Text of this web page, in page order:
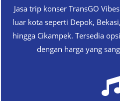
Jasa trip konser TransGO
luar kota seperti Depok,
hingga Cikampek. Tersedia
dengan harga yang